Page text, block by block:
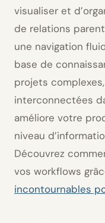
visualiser et
de relations
une navigation
base de
projets
interconnectées
améliore votre
niveau
Découvrez
vos workflows
incontournables